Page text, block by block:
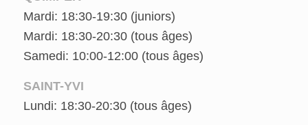
Mardi: 18:30-19:30 (juniors)
Mardi: 18:30-20:30 (tous âges)
Samedi: 10:00-12:00 (tous âges)
SAINT-YVI
Lundi: 18:30-20:30 (tous âges)